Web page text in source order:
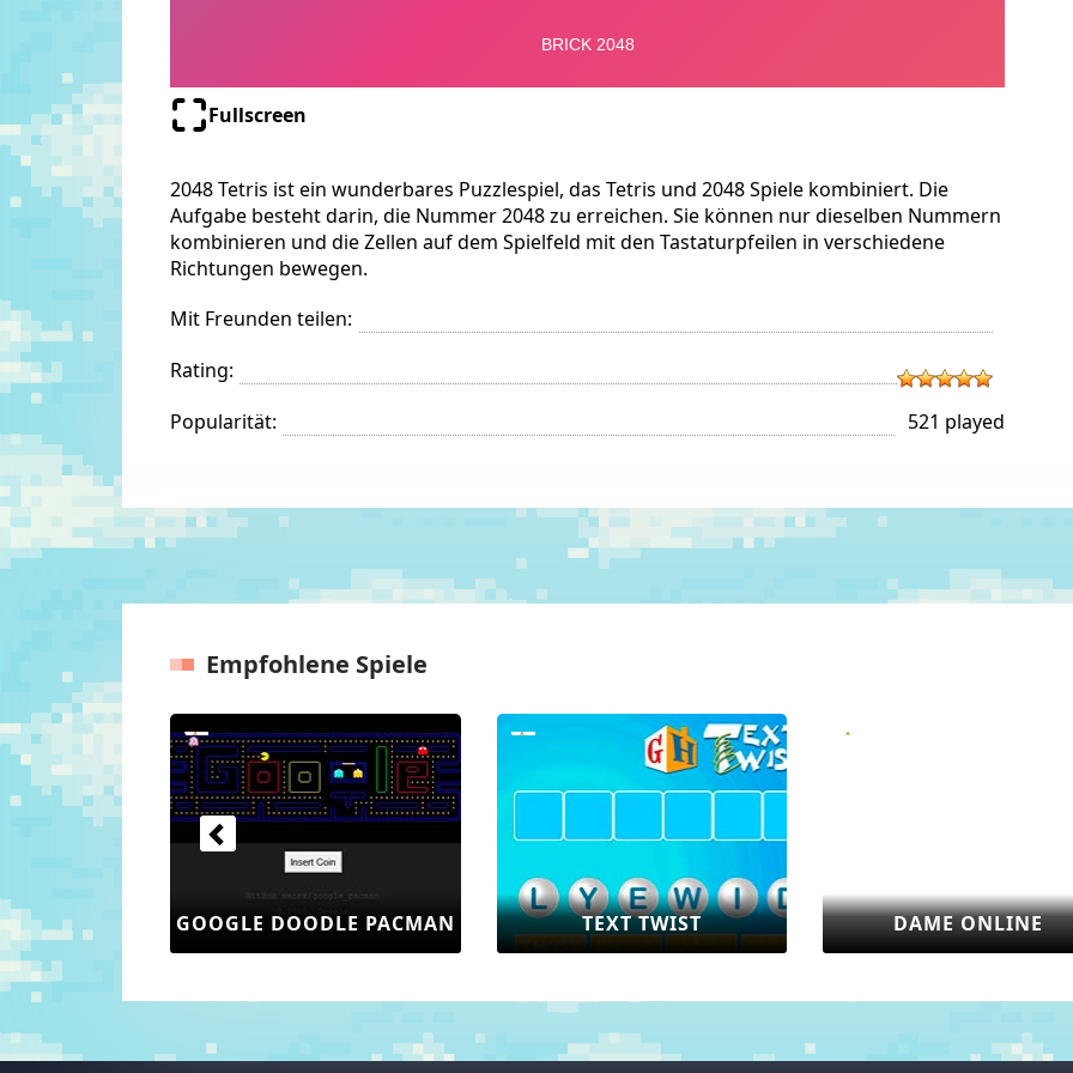
Fullscreen
2048 Tetris ist ein wunderbares Puzzlespiel, das Tetris und 2048 Spiele kombiniert. Die
Aufgabe besteht darin, die Nummer 2048 zu erreichen. Sie können nur dieselben Nummern
kombinieren und die Zellen auf dem Spielfeld mit den Tastaturpfeilen in verschiedene
Richtungen bewegen.
Mit Freunden teilen:
Rating:
Popularität:
521 played
Empfohlene Spiele
TEXT TWIST DAME ONLINE TÄGLICHES SUDOKU